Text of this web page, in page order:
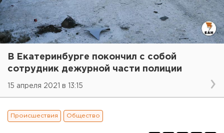
В Екатеринбурге покончил с собой
сотрудник дежурной части полиции
15 апреля 2021 в 13:15
Происшествия Общество